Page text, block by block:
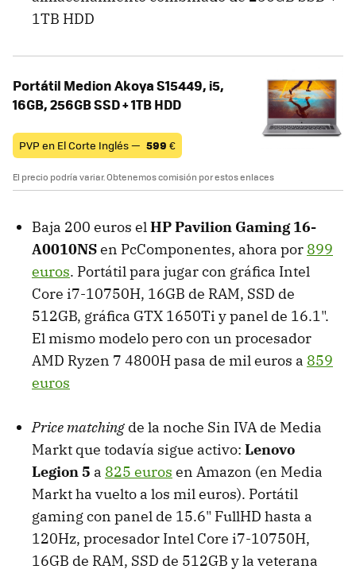
1TB HDD
Portátil Medion Akoya S15449, i5,
16GB, 256GB SSD + 1TB HDD
PVP en El Corte Inglés — 599 €
El precio podría variar. Obtenemos comisión por estos enlaces
Baja 200 euros elHP Pavilion Gaming 16-
A0010NSen PcComponentes, ahora por 899
euros. Portátil para jugar con gráfica Intel
Core i7-10750H, 16GB de RAM, SSD de
512GB, gráfica GTX 1650Ti y panel de 16.1".
El mismo modelo pero con un procesador
AMD Ryzen 7 4800H pasa de mil euros a 859
euros
Price matching de la noche Sin IVA de Media
Markt que todavía sigue activo: Lenovo
Legion 5 a 825 euros en Amazon (en Media
Markt ha vuelto a los mil euros). Portátil
gaming con panel de 15.6" FullHD hasta a
120Hz, procesador Intel Core i7-10750H,
16GB de RAM, SSD de 512GB y la veterana